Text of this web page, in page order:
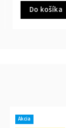
Do košíka
Akcia